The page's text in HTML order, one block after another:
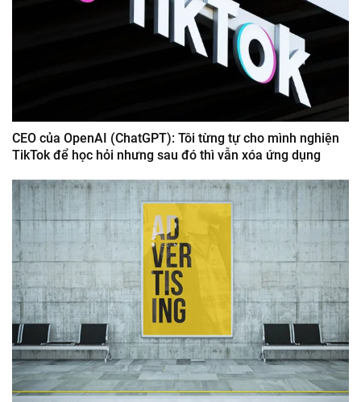
CEO của OpenAI (ChatGPT): Tôi từng tự cho mình nghiện
TikTok để học hỏi nhưng sau đó thì vẫn xóa ứng dụng